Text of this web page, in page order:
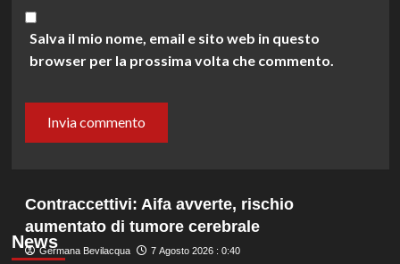
Salva il mio nome, email e sito web in questo
browser per la prossima volta che commento.
News
Contraccettivi: Aifa avverte, rischio
aumentato di tumore cerebrale
Germana Bevilacqua 7 Agosto 2026 : 0:40